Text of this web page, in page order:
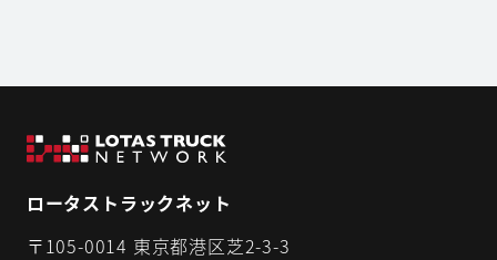
ロータストラックネット
〒105-0014 東京都港区芝2-3-3